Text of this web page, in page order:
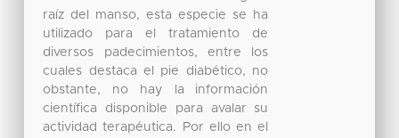
raíz del manso, esta especie se ha
utilizado para el tratamiento de
diversos padecimientos, entre los
cuales destaca el pie diabético, no
obstante, no hay la información
científica disponible para avalar su
actividad terapéutica. Por ello en el